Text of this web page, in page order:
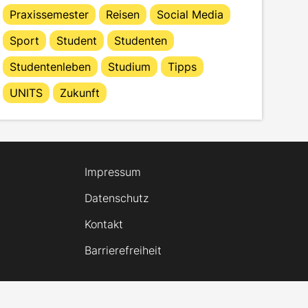
Praxissemester
Reisen
Social Media
Sport
Student
Studenten
Studentenleben
Studium
Tipps
UNITS
Zukunft
Impressum
Datenschutz
Kontakt
Barrierefreiheit